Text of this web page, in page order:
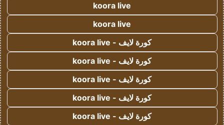
koora live
koora live
كورة لايف - koora live
كورة لايف - koora live
كورة لايف - koora live
كورة لايف - koora live
كورة لايف - koora live